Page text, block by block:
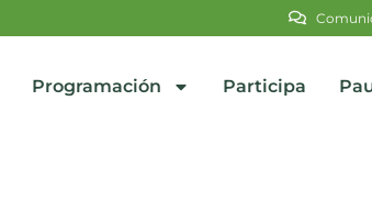
Programación Participa